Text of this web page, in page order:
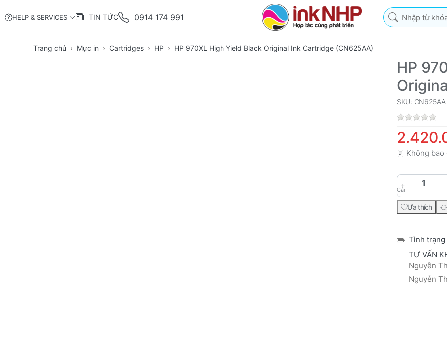
HELP & SERVICES TIN TỨC 0914 174 991
Nhập từ khóa tìm
Trang chủ Mực in Cartridges HP HP 970XL High Yield Black Original Ink Cartridge (CN625AA)
HP
SKU: CN625AA
Không bao
Cái
Ưa thích
Tình trạng
TƯ VẤN
Nguyễn
Nguyễn